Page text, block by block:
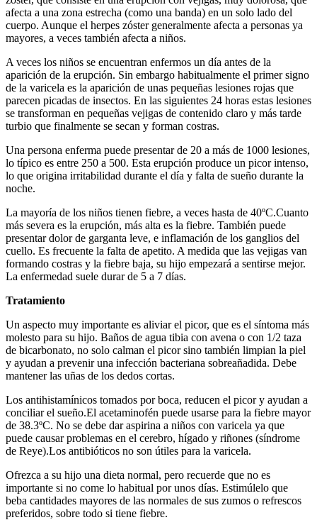
afecta a una zona estrecha (como una banda) en un solo lado del
cuerpo. Aunque el herpes zóster generalmente afecta a personas ya
mayores, a veces también afecta a niños.
A veces los niños se encuentran enfermos un día antes de la
aparición de la erupción. Sin embargo habitualmente el primer signo
de la varicela es la aparición de unas pequeñas lesiones rojas que
parecen picadas de insectos. En las siguientes 24 horas estas lesiones
se transforman en pequeñas vejigas de contenido claro y más tarde
turbio que finalmente se secan y forman costras.
Una persona enferma puede presentar de 20 a más de 1000 lesiones,
lo típico es entre 250 a 500. Esta erupción produce un picor intenso,
lo que origina irritabilidad durante el día y falta de sueño durante la
noche.
La mayoría de los niños tienen fiebre, a veces hasta de 40ºC.Cuanto
más severa es la erupción, más alta es la fiebre. También puede
presentar dolor de garganta leve, e inflamación de los ganglios del
cuello. Es frecuente la falta de apetito. A medida que las vejigas van
formando costras y la fiebre baja, su hijo empezará a sentirse mejor.
La enfermedad suele durar de 5 a 7 días.
Tratamiento
Un aspecto muy importante es aliviar el picor, que es el síntoma más
molesto para su hijo. Baños de agua tibia con avena o con 1/2 taza
de bicarbonato, no solo calman el picor sino también limpian la piel
y ayudan a prevenir una infección bacteriana sobreañadida. Debe
mantener las uñas de los dedos cortas.
Los antihistamínicos tomados por boca, reducen el picor y ayudan a
conciliar el sueño.El acetaminofén puede usarse para la fiebre mayor
de 38.3ºC. No se debe dar aspirina a niños con varicela ya que
puede causar problemas en el cerebro, hígado y riñones (síndrome
de Reye).Los antibióticos no son útiles para la varicela.
Ofrezca a su hijo una dieta normal, pero recuerde que no es
importante si no come lo habitual por unos días. Estimúlelo que
beba cantidades mayores de las normales de sus zumos o refrescos
preferidos, sobre todo si tiene fiebre.